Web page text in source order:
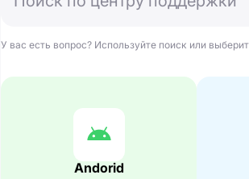
У вас есть вопрос? Используйте поиск или
Andorid